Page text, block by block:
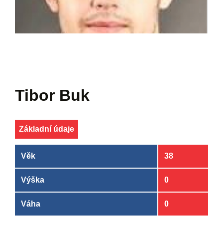
Tibor Buk
Základní údaje
Věk 38
Výška 0
Váha 0